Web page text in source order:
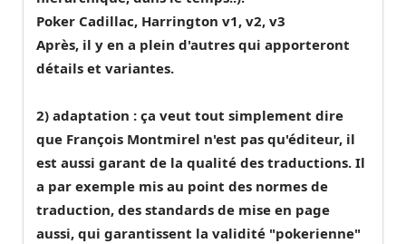
Poker Cadillac, Harrington v1, v2, v3
Après, il y en a plein d'autres qui apporteront
détails et variantes.
2) adaptation : ça veut tout simplement dire
que François Montmirel n'est pas qu'éditeur, il
est aussi garant de la qualité des traductions. Il
a par exemple mis au point des normes de
traduction, des standards de mise en page
aussi, qui garantissent la validité "pokerienne"